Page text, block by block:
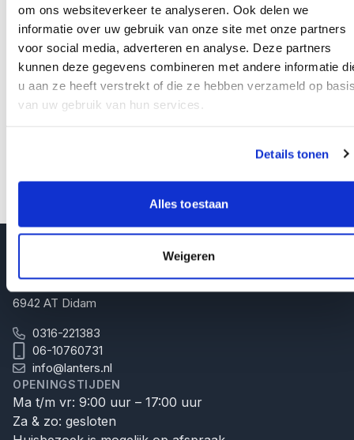
om ons websiteverkeer te analyseren. Ook delen we
informatie over uw gebruik van onze site met onze partners
voor social media, adverteren en analyse. Deze partners
kunnen deze gegevens combineren met andere informatie
u aan ze heeft verstrekt of die ze hebben verzameld op
van uw gebruik van hun services.
Details tonen
Alles toestaan
Weigeren
Deze verzekering is ideaal voor mensen die regelmatig
op reis gaan en daarvoor niet telkens een aparte
verzekering willen sluiten. Met één verzekering bent u
meteen verzekerd tijdens al uw vakanties, stedentrips
en tussentijdse uitstapjes met uitsluitend een
“recreatief-karakter”.
bekijken.
6942 AT Didam
0316-221383
06-10760731
info@lanters.nl
OPENINGSTIJDEN
Ma t/m vr: 9:00 uur – 17:00 uur
Za & zo: gesloten